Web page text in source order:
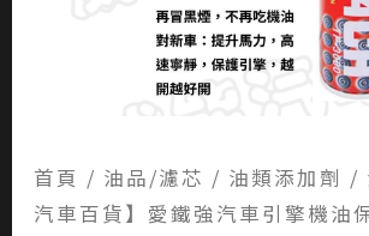
首頁 / 油品/濾芯 / 油類添加劑 /
汽車百貨】愛鐵強汽車引擎機油